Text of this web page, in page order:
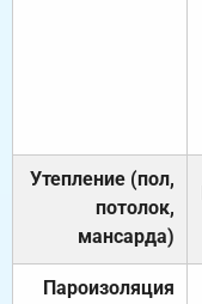
Утепление (пол,
потолок,
мансарда)
Пароизоляция